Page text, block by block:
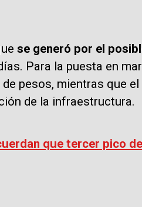
se generó por el
Para la puesta en
pesos, mientras que
de la infraestructura.
que tercer pico